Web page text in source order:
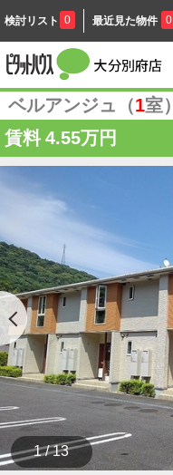
検討リスト 0 最近見た物件 0
ベルアンジュ（1室）
賃料 4.55万円
1 / 13